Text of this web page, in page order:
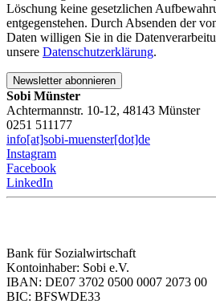
Löschung keine gesetzlichen
entgegenstehen. Durch Absenden der
Daten willigen Sie in die
unsere Datenschutzerklärung.
Newsletter abonnieren
Sobi Münster
Achtermannstr. 10-12, 48143 Münster
0251 511177
info[at]sobi-muenster[dot]de
Instagram
Facebook
LinkedIn
Bank für Sozialwirtschaft
Kontoinhaber: Sobi e.V.
IBAN: DE07 3702 0500 0007 2073 00
BIC: BFSWDE33